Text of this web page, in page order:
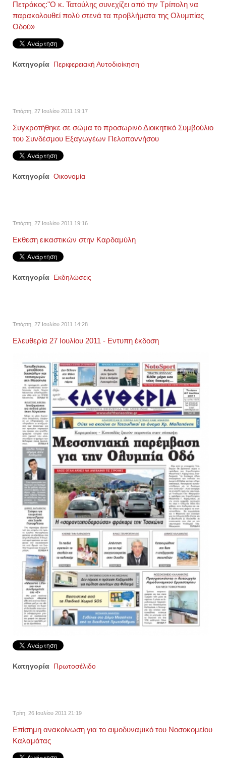
Πετράκος:"Ο κ. Τατούλης συνεχίζει από την Τρίπολη να
παρακολουθεί πολύ στενά τα προβλήματα της Ολυμπίας
Οδού»
Κατηγορία Περιφερειακή Αυτοδιοίκηση
Τετάρτη, 27 Ιουλίου 2011 19:17
Συγκροτήθηκε σε σώμα το προσωρινό Διοικητικό Συμβούλιο
του Συνδέσμου Εξαγωγέων Πελοποννήσου
Κατηγορία Οικονομία
Τετάρτη, 27 Ιουλίου 2011 19:16
Εκθεση εικαστικών στην Καρδαμύλη
Κατηγορία Εκδηλώσεις
Τετάρτη, 27 Ιουλίου 2011 14:28
Ελευθερία 27 Ιουλίου 2011 - Εντυπη έκδοση
Κατηγορία Πρωτοσέλιδο
Τρίτη, 26 Ιουλίου 2011 21:19
Επίσημη ανακοίνωση για το αιμοδυναμικό του Νοσοκομείου
Καλαμάτας